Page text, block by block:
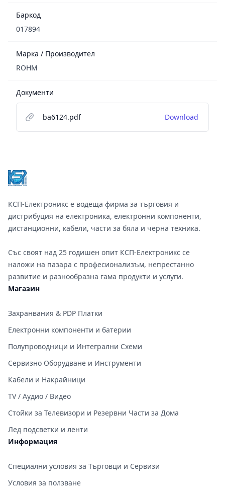
Баркод
017894
Марка / Производител
ROHM
Документи
ba6124.pdf Download
КСП-Електроникс е водеща фирма за търговия и
дистрибуция на електроника, електронни компоненти,
дистанционни, кабели, части за бяла и черна техника.
Със своят над 25 годишен опит КСП-Електроникс се
наложи на пазара с професионализъм, непрестанно
развитие и разнообразна гама продукти и услуги.
Магазин
Захранвания & PDP Платки
Електронни компоненти и батерии
Полупроводници и Интегрални Схеми
Сервизно Оборудване и Инструменти
Кабели и Накрайници
TV / Аудио / Видео
Стойки за Телевизори и Резервни Части за Дома
Лед подсветки и ленти
Информация
Специални условия за Търговци и Сервизи
Условия за ползване